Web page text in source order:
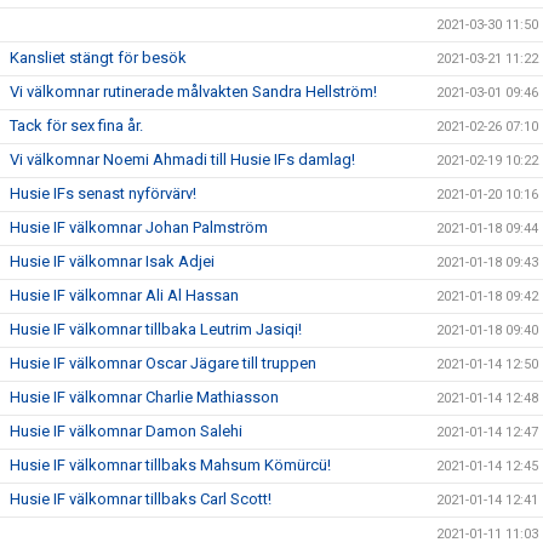
2021-03-30 11:50
Kansliet stängt för besök 2021-03-21 11:22
Vi välkomnar rutinerade målvakten Sandra Hellström! 2021-03-01 09:46
Tack för sex fina år. 2021-02-26 07:10
Vi välkomnar Noemi Ahmadi till Husie IFs damlag! 2021-02-19 10:22
Husie IFs senast nyförvärv! 2021-01-20 10:16
Husie IF välkomnar Johan Palmström 2021-01-18 09:44
Husie IF välkomnar Isak Adjei 2021-01-18 09:43
Husie IF välkomnar Ali Al Hassan 2021-01-18 09:42
Husie IF välkomnar tillbaka Leutrim Jasiqi! 2021-01-18 09:40
Husie IF välkomnar Oscar Jägare till truppen 2021-01-14 12:50
Husie IF välkomnar Charlie Mathiasson 2021-01-14 12:48
Husie IF välkomnar Damon Salehi 2021-01-14 12:47
Husie IF välkomnar tillbaks Mahsum Kömürcü! 2021-01-14 12:45
Husie IF välkomnar tillbaks Carl Scott! 2021-01-14 12:41
2021-01-11 11:03